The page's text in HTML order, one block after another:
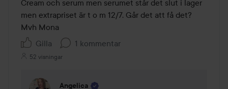
Cream och serum men serumet står det slut i lager
men extrapriset är t o m 12/7. Går det att få det?
Mvh Mona
Gilla
1 kommentar
52 visningar
Angelica